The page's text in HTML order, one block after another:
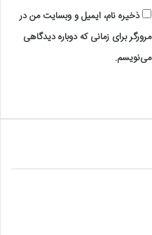
ذخیره نام، ایمیل و وبسایت من در
مرورگر برای زمانی که دوباره دیدگاهی
می‌نویسم.